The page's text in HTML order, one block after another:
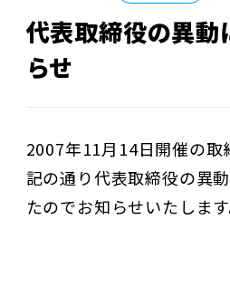
代表取締役の異動
らせ
2007年11月14日開催の取
記の通り代表取締役の異
たのでお知らせいたします